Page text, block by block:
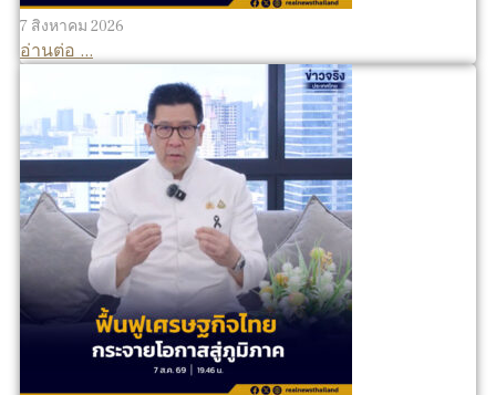
7 สิงหาคม 2026
อ่านต่อ ...